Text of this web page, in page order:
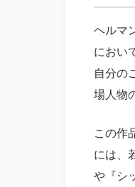
ヘルマ
におい
自分の
場人物
この作
には、
や『シ